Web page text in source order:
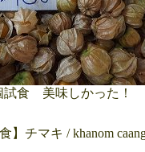
食 美味しかった！
】チマキ / khanom